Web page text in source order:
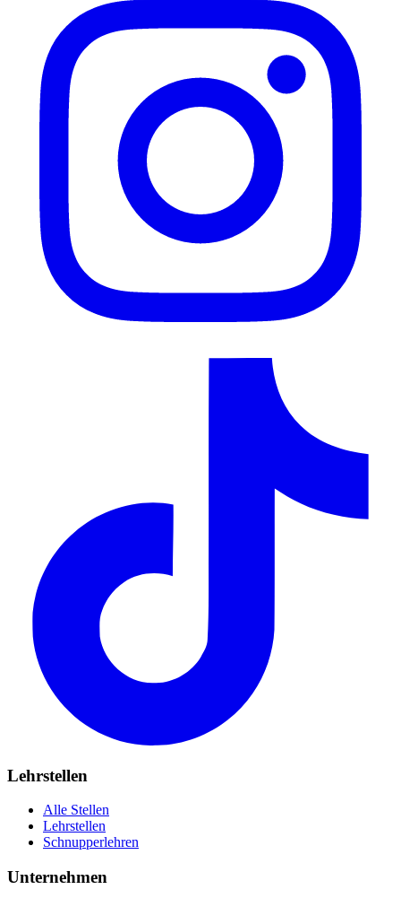
Lehrstellen
Alle Stellen
Lehrstellen
Schnupperlehren
Unternehmen